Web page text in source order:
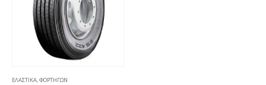
ΕΛΑΣΤΙΚΑ,ΦΟΡΤΗΓΩΝ